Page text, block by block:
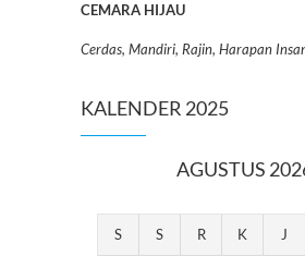
CEMARA HIJAU
Cerdas, Mandiri, Rajin, Harapan
KALENDER 2025
AGUSTUS
S S R K J